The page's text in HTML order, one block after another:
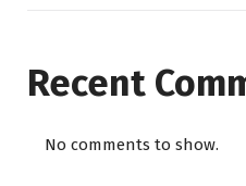
Recent
No comments to show.